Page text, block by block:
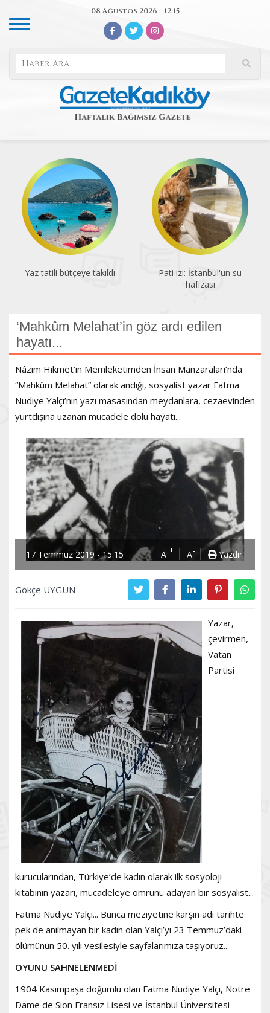
08 Ağustos 2026 - 12:15
Pati izi: İstanbul'un su
Bir gezginin gözünden
Kadıköy
‘Mahkûm Melahat’in göz ardı edilen
hayatı...
Nâzım Hikmet’in Memleketimden İnsan Manzaraları’nda
“Mahkûm Melahat” olarak andığı, sosyalist yazar Fatma
Nudiye Yalçı’nın yazı masasından meydanlara, cezaevinden
yurtdışına uzanan mücadele dolu hayatı...
17 Temmuz 2019 - 15:15 A + A- Yazdır
Gökçe UYGUN
Yazar,
çevirmen,
Vatan
Partisi
kurucularından, Türkiye’de kadın olarak ilk sosyoloji
kitabının yazarı, mücadeleye ömrünü adayan bir sosyalist...
Fatma Nudiye Yalçı... Bunca meziyetine karşın adı tarihte
pek de anılmayan bir kadın olan Yalçı’yı 23 Temmuz’daki
ölümünün 50. yılı vesilesiyle sayfalarımıza taşıyoruz...
OYUNU SAHNELENMEDİ
1904 Kasımpaşa doğumlu olan Fatma Nudiye Yalçı, Notre
Dame de Sion Fransız Lisesi ve İstanbul Üniversitesi